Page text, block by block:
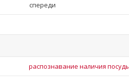
спереди
распознавание наличия